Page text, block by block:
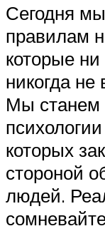
Сегодня
правилам
которые
никогда не
Мы станем
которых
стороной
людей.